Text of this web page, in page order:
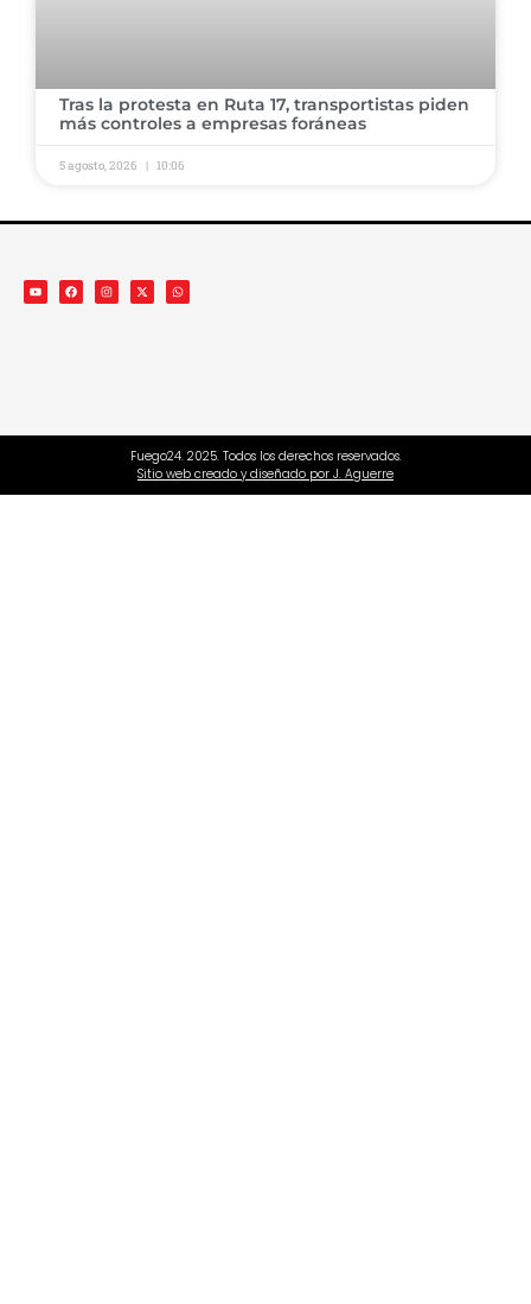
Tras la protesta en Ruta 17, transportistas piden
más controles a empresas foráneas
5 agosto, 2026 10:06
Fuego24. 2025. Todos los derechos reservados.
Sitio web creado y diseñado por J. Aguerre